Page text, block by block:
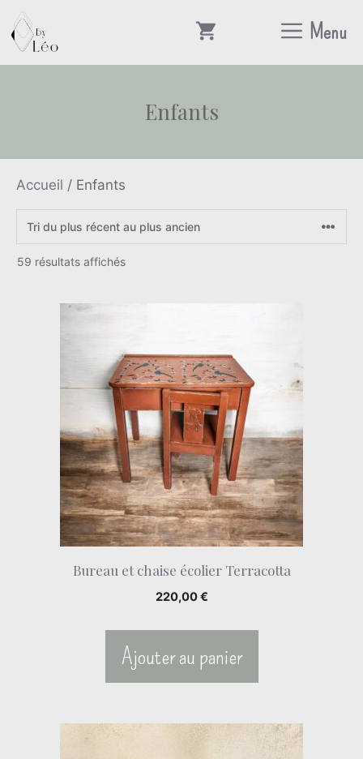
Aller
au
contenu
Menu
Enfants
Accueil / Enfants
59 résultats affichésTrié
ancien
Bureau et chaise écolier Terracotta
220,00€
Ajouter au panier